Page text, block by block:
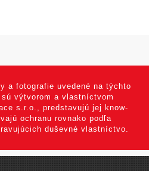
a fotografie uvedené na týchto
výtvorom a vlastníctvom
s.r.o., predstavujú jej know-
ochranu rovnako podľa
duševné vlastníctvo.